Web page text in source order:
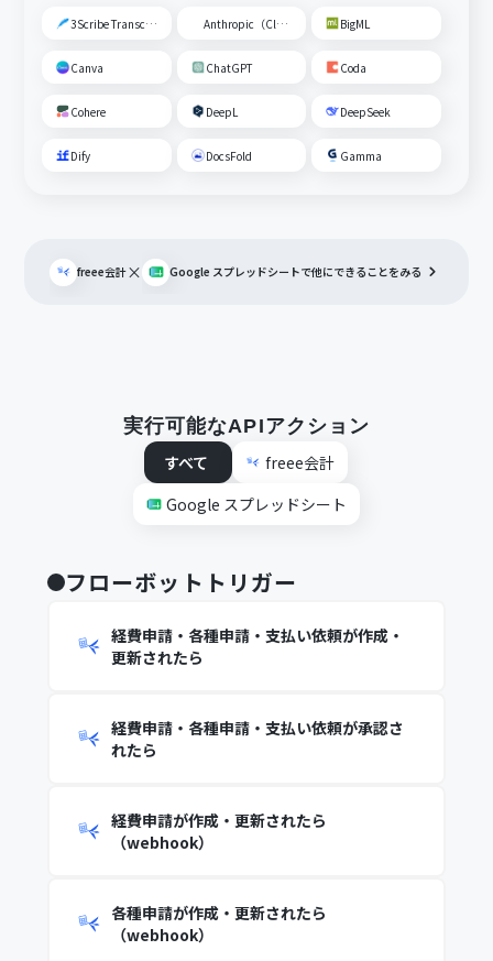
3Scribe Transcription Anthropic（Claude） BigML
Canva ChatGPT Coda
Cohere DeepL DeepSeek
Dify DocsFold Gamma
freee会計× Google スプレッドシートで他にできることをみる
実行可能なAPIアクション
すべて
freee会計
Google スプレッドシート
フローボットトリガー
経費申請・各種申請・支払い依頼が作成・
更新されたら
経費申請・各種申請・支払い依頼が承認さ
れたら
経費申請が作成・更新されたら
（webhook）
各種申請が作成・更新されたら
（webhook）